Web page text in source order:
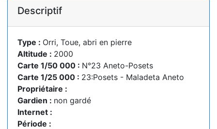
Descriptif
Type : Orri, Toue, abri en pierre
Altitude : 2000
Carte 1/50 000 : N°23 Aneto-Posets
Carte 1/25 000 : 23:Posets - Maladeta Aneto
Propriétaire :
Gardien : non gardé
Internet :
Période :